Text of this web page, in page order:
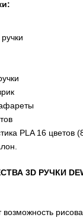
PLA 16 цветов
3D РУЧКИ
возможность